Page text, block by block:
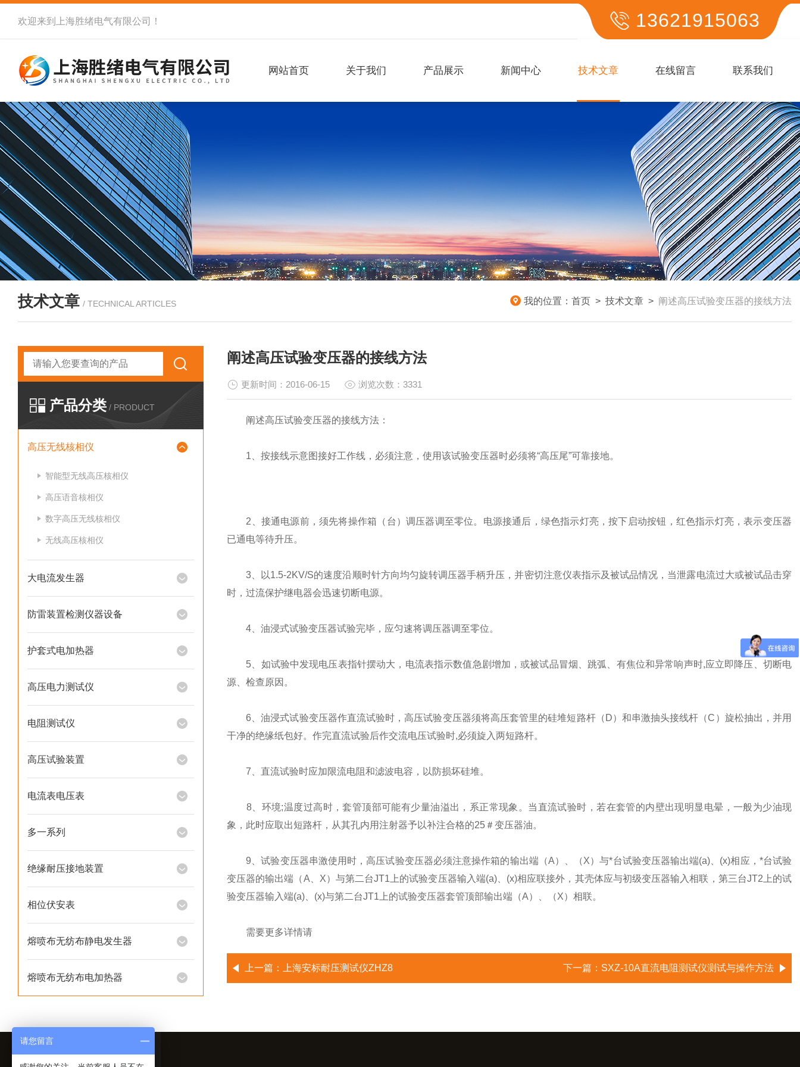
欢迎来到 上海胜绪电气有限公司 ！ 13621915063
网站首页 关于我们 产品展示 新闻中心 技术文章 在线留言 联系我们
技术文章 / TECHNICAL ARTICLES 我的位置： 首页 > 技术文章 > 阐述高压试验变压器的接线方法
产品分类 / PRODUCT
高压无线核相仪
智能型无线高压核相仪
高压语音核相仪
数字高压无线核相仪
无线高压核相仪
大电流发生器
防雷装置检测仪器设备
护套式电加热器
高压电力测试仪
电阻测试仪
高压试验装置
电流表电压表
多一系列
绝缘耐压接地装置
相位伏安表
熔喷布无纺布静电发生器
熔喷布无纺布电加热器
阐述高压试验变压器的接线方法
更新时间：2016-06-15 浏览次数：3331
阐述高压试验变压器的接线方法：
1、按接线示意图接好工作线，必须注意，使用该试验变压器时必须将“高压尾”可靠接地。
2、接通电源前，须先将操作箱（台）调压器调至零位。电源接通后，绿色指示灯亮，按下启动按钮，红色指示灯亮，表示变压器
已通电等待升压。
3、以1.5-2KV/S的速度沿顺时针方向均匀旋转调压器手柄升压，并密切注意仪表指示及被试品情况，当泄露电流过大或被试品击穿
时，过流保护继电器会迅速切断电源。
4、油浸式试验变压器试验完毕，应匀速将调压器调至零位。
5、如试验中发现电压表指针摆动大，电流表指示数值急剧增加，或被试品冒烟、跳弧、有焦位和异常响声时,应立即降压、切断电
源、检查原因。
6、油浸式试验变压器作直流试验时，高压试验变压器须将高压套管里的硅堆短路杆（D）和串激抽头接线杆（C）旋松抽出，并用
干净的绝缘纸包好。作完直流试验后作交流电压试验时,必须旋入两短路杆。
7、直流试验时应加限流电阻和滤波电容，以防损坏硅堆。
8、环境;温度过高时，套管顶部可能有少量油溢出，系正常现象。当直流试验时，若在套管的内壁出现明显电晕，一般为少油现
象，此时应取出短路杆，从其孔内用注射器予以补注合格的25＃变压器油。
9、试验变压器串激使用时，高压试验变压器必须注意操作箱的输出端（A）、（X）与*台试验变压器输出端(a)、(x)相应，*台试验
变压器的输出端（A、X）与第二台JT1上的试验变压器输入端(a)、(x)相应联接外，其壳体应与初级变压器输入相联，第三台JT2上的试
验变压器输入端(a)、(x)与第二台JT1上的试验变压器套管顶部输出端（A）、（X）相联。
需要更多详情请
上一篇： 上海安标耐压测试仪ZHZ8 下一篇： SXZ-10A直流电阻测试仪测试与操作方法
请您留言